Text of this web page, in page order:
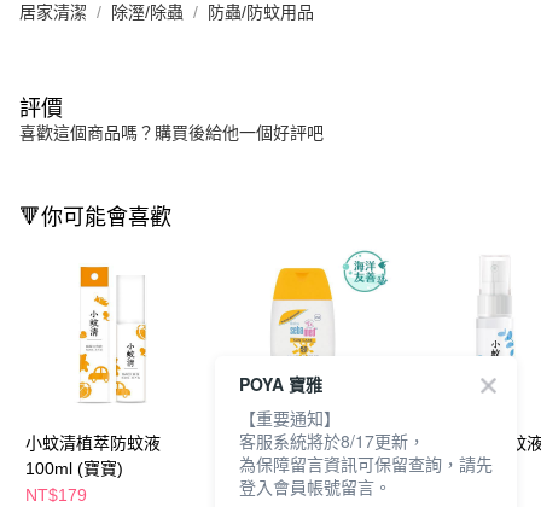
居家清潔 除溼/除蟲 防蟲/防蚊用品
評價
喜歡這個商品嗎？購買後給他一個好評吧
🔻你可能會喜歡
小蚊清植萃防蚊液
100ml (寶寶)
NT$179
施巴嬰兒防曬保濕乳液
50ml
NT$419
小蚊清植萃防蚊
30ml-沁涼
POYA 寶雅
【重要通知】
客服系統將於8/17更新，
為保障留言資訊可保留查詢，請先
登入會員帳號留言。